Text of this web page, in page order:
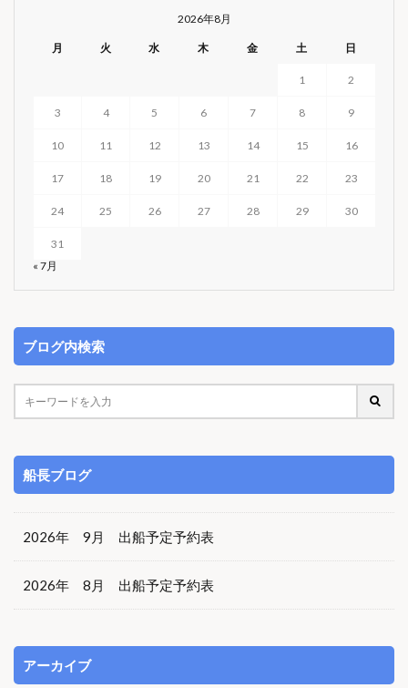
2026年8月
月 火 水 木 金 土 日
1 2
3 4 5 6 7 8 9
10 11 12 13 14 15 16
17 18 19 20 21 22 23
24 25 26 27 28 29 30
31
« 7月
ブログ内検索
船長ブログ
2026年 9月 出船予定予約表
2026年 8月 出船予定予約表
アーカイブ